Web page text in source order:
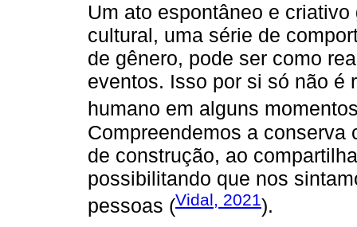
Um ato espontâneo e
cultural, uma série de
de gênero, pode ser como
eventos. Isso por si só não é
humano em alguns
Compreendemos a conserva
de construção, ao
possibilitando que nos
pessoas (Vidal, 2021).